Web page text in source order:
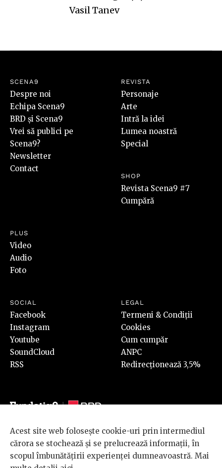
Vasil Tanev
SCENA9
Despre noi
Echipa Scena9
BRD și Scena9
Vrei să publici pe
Scena9?
Newsletter
Contact
REVISTA
Personaje
Arte
Intră la idei
Lumea noastră
Special
SHOP
Revista Scena9 #7
Cumpără
PLUS
Video
Audio
Foto
SOCIAL
Facebook
Instagram
Youtube
SoundCloud
RSS
LEGAL
Termeni & Condiții
Cookies
Cum cumpăr
ANPC
Redirecționează 3,5%
© 2026 BRD Groupe Société Générale, toate drepturile rezervate.
Scena 9 este un proiect sustinut de
BRD GROUPE SOCIÉTÉ
GÉNÉRALE
Acest site web folosește cookie-uri prin intermediul
cărora se stochează și se prelucrează informații, în
scopul îmbunătățirii experienței dumneavoastră. Mai